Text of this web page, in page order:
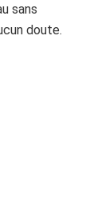
sans
doute.